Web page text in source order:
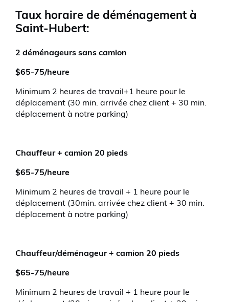
Taux horaire de déménagement à
Saint-Hubert:
2 déménageurs sans camion
$65-75/heure
Minimum 2 heures de travail+1 heure pour le
déplacement (30 min. arrivée chez client + 30 min.
déplacement à notre parking)
Chauffeur + camion 20 pieds
$65-75/heure
Minimum 2 heures de travail + 1 heure pour le
déplacement (30min. arrivée chez client + 30 min.
déplacement à notre parking)
Chauffeur/déménageur + camion 20 pieds
$65-75/heure
Minimum 2 heures de travail + 1 heure pour le